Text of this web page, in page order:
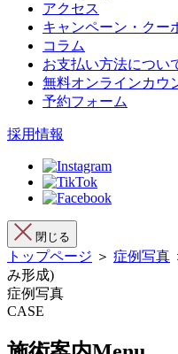
アクセス
キャンペーン・クー
コラム
お支払い方法につい
無料オンラインカウ
予約フォーム
採用情報
閉じる
トップページ ＞ 症例写真
み形成)
症例写真
CASE